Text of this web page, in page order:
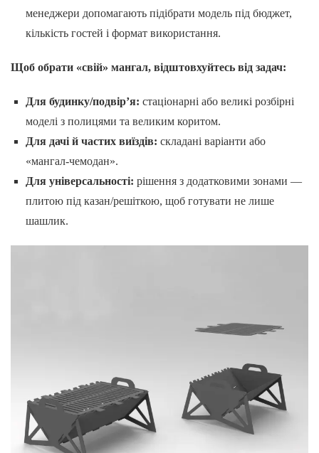
менеджери допомагають підібрати модель під бюджет,
кількість гостей і формат використання.
Щоб обрати «свій» мангал, відштовхуйтесь від задач:
Для будинку/подвір’я: стаціонарні або великі розбірні
моделі з полицями та великим коритом.
Для дачі й частих виїздів: складані варіанти або
«мангал-чемодан».
Для універсальності: рішення з додатковими зонами —
плитою під казан/решіткою, щоб готувати не лише
шашлик.